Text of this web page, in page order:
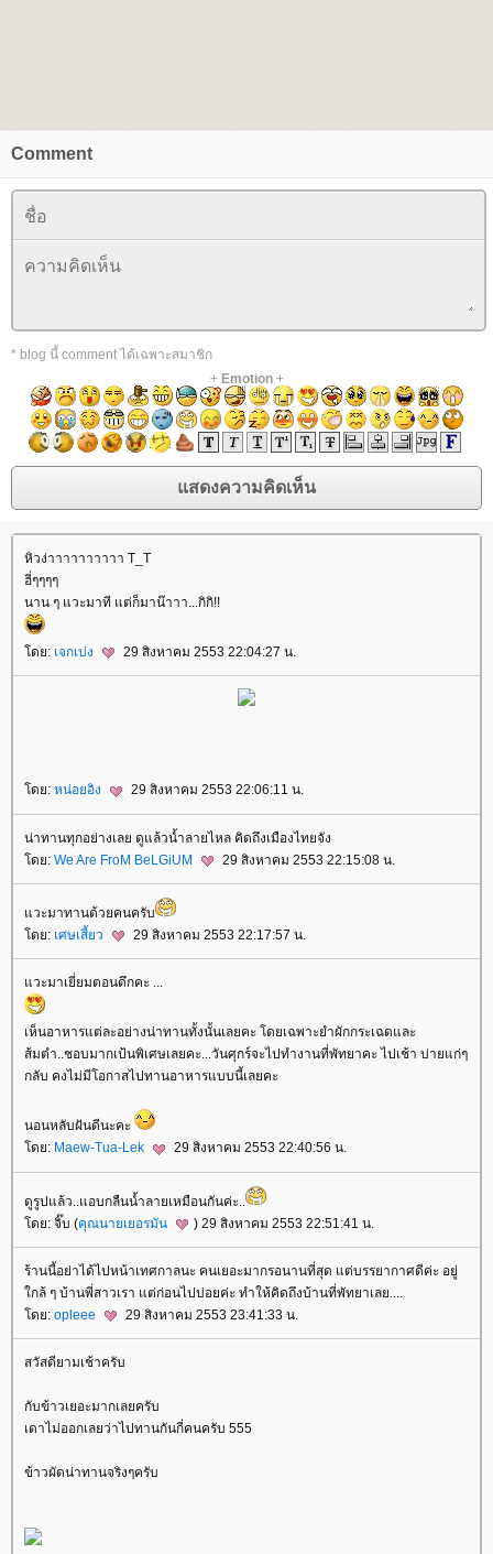
Comment
* blog นี้ comment ได้เฉพาะสมาชิก
+ Emotion+
หิวง่าาาาาาาาาา T_T
ฮี่ๆๆๆๆ
นาน ๆ แวะมาที แต่ก็มาน๊าาา...กิกิ!!
ดย: เจกเบ่ง 29 สิงหาคม 2553 22:04:27 น.
ดย: หน่อยอิง 29 สิงหาคม 2553 22:06:11 น.
น่าทานทุกอย่างเลย ดูแล้วน้ำลายไหล คิดถึงเมืองไทยจัง
ดย: We Are FroM BeLGiUM 29 สิงหาคม 2553 22:15:08 น.
วะมาทานด้วยคนครับ
ดย: เศษเสี้ยว 29 สิงหาคม 2553 22:17:57 น.
วะมาเยี่ยมตอนดึกคะ ...
เห็นอาหารแต่ละอย่างน่าทานทั้งนั้นเลยคะ โดยเฉพาะยำผักกระเฉดและ
ส้มตำ..ชอบมากเป้นพิเศษเลยคะ...วันศุกร์จะไปทำงานที่พัทยาคะ ไปเช้า บ่ายแก่ๆ
กลับ คงไม่มีโอกาสไปทานอาหารแบบนี้เลยคะ
นอนหลับฝันดีนะคะ
ดย: Maew-Tua-Lek 29 สิงหาคม 2553 22:40:56 น.
ดูรูปแล้ว..แอบกลืนน้ำลายเหมือนกันค่ะ..
ดย: จิ๊บ (คุณนายเยอรมัน ) 29 สิงหาคม 2553 22:51:41 น.
ร้านนี้อย่าได้ไปหน้าเทศกาลนะ คนเยอะมากรอนานที่สุด แต่บรรยากาศดีค่ะ อยู่
กล้ ๆ บ้านพี่สาวเรา แต่ก่อนไปบ่อยค่ะ ทำให้คิดถึงบ้านที่พัทยาเลย....
ดย: opleee 29 สิงหาคม 2553 23:41:33 น.
สวัสดียามเช้าครับ
กับข้าวเยอะมากเลยครับ
เดาไม่ออกเลยว่าไปทานกันกี่คนครับ 555
ข้าวผัดน่าทานจริงๆครับ